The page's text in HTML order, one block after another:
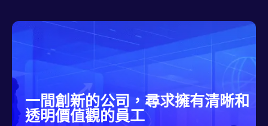
一間創新的公司，尋求擁有清晰和
透明價值觀的員工